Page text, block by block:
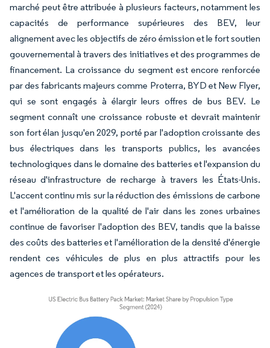
marché peut être attribuée à plusieurs facteurs, notamment les
capacités de performance supérieures des BEV, leur
alignement avec les objectifs de zéro émission et le fort soutien
gouvernemental à travers des initiatives et des programmes de
financement. La croissance du segment est encore renforcée
par des fabricants majeurs comme Proterra, BYD et New Flyer,
qui se sont engagés à élargir leurs offres de bus BEV. Le
segment connaît une croissance robuste et devrait maintenir
son fort élan jusqu'en 2029, porté par l'adoption croissante des
bus électriques dans les transports publics, les avancées
technologiques dans le domaine des batteries et l'expansion du
réseau d'infrastructure de recharge à travers les États-Unis.
L'accent continu mis sur la réduction des émissions de carbone
et l'amélioration de la qualité de l'air dans les zones urbaines
continue de favoriser l'adoption des BEV, tandis que la baisse
des coûts des batteries et l'amélioration de la densité d'énergie
rendent ces véhicules de plus en plus attractifs pour les
agences de transport et les opérateurs.